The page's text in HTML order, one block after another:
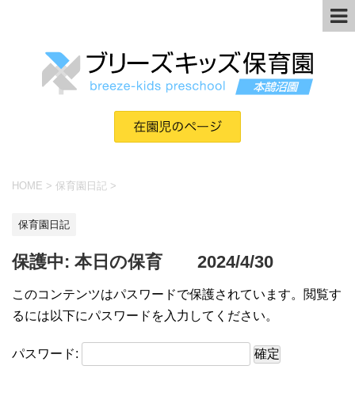
HOME > 保育園日記 >
保育園日記
保護中: 本日の保育 2024/4/30
このコンテンツはパスワードで保護されています。閲覧す
るには以下にパスワードを入力してください。
パスワード: